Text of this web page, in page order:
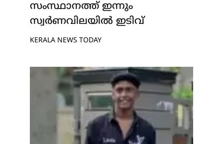
സംസ്ഥാനത്ത് ഇന്നും
സ്വർണവിലയിൽ ഇടിവ്
KERALA NEWS TODAY